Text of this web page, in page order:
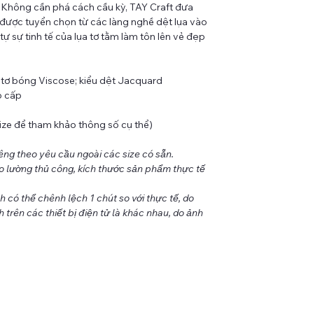
cần phá cách cầu kỳ, TAY Craft đưa
tuyển chọn từ các làng nghề dệt lụa vào
sự tinh tế của lụa tơ tằm làm tôn lên vẻ đẹp
bóng Viscose; kiểu dệt Jacquard
cấp
để tham khảo thông số cụ thể)
theo yêu cầu ngoài các size có sẵn.
lường thủ công, kích thước sản phẩm thực tế
có thể chênh lệch 1 chút so với thực tế, do
trên các thiết bị điện tử là khác nhau, do ảnh